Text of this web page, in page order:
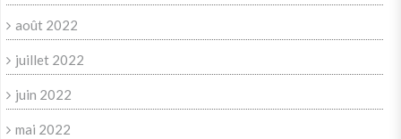
août 2022
juillet 2022
juin 2022
mai 2022